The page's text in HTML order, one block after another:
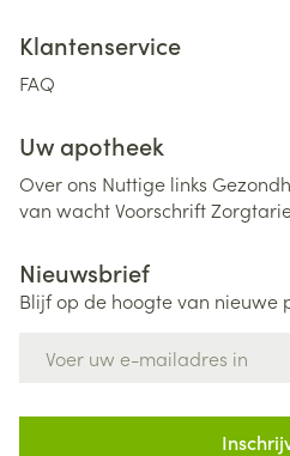
Klantenservice
FAQ
Uw apotheek
Over ons Nuttige links
van wachtVoorschrift
Nieuwsbrief
Blijf op de hoogte van nieuwe